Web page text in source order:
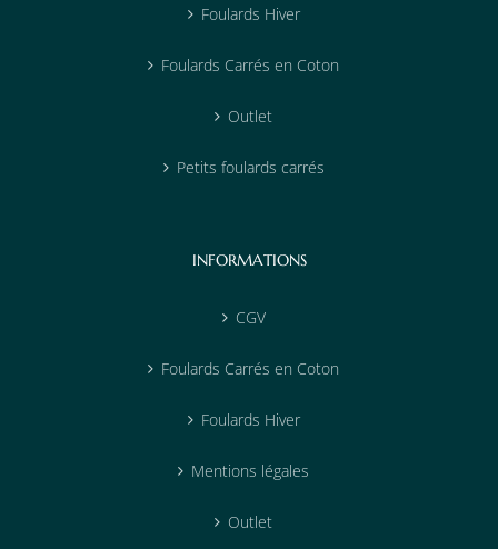
Foulards Hiver
Foulards Carrés en Coton
Outlet
Petits foulards carrés
INFORMATIONS
CGV
Foulards Carrés en Coton
Foulards Hiver
Mentions légales
Outlet